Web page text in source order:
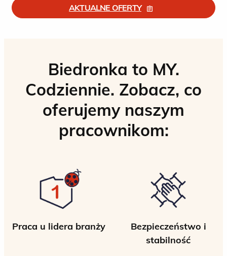
AKTUALNE OFERTY
Biedronka to MY.
Codziennie. Zobacz, co
oferujemy naszym
pracownikom:
Praca u lidera branży
Bezpieczeństwo i
stabilność